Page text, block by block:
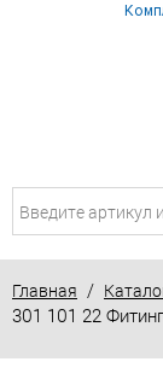
Главная /
301 101 22